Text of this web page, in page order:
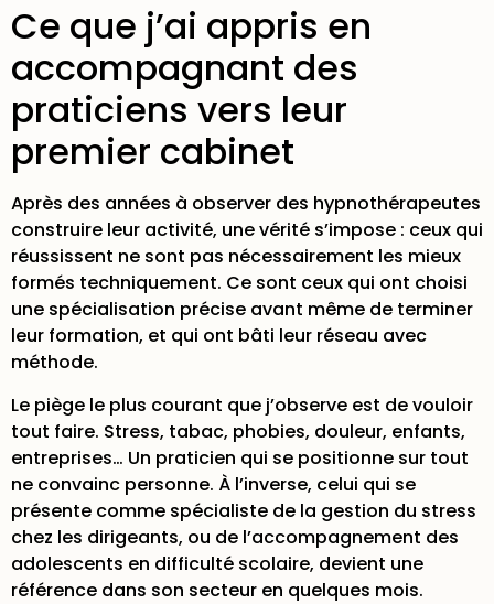
Ce que j’ai appris en
accompagnant des
praticiens vers leur
premier cabinet
Après des années à observer des hypnothérapeutes
construire leur activité, une vérité s’impose : ceux qui
réussissent ne sont pas nécessairement les mieux
formés techniquement. Ce sont ceux qui ont choisi
une spécialisation précise avant même de terminer
leur formation, et qui ont bâti leur réseau avec
méthode.
Le piège le plus courant que j’observe est de vouloir
tout faire. Stress, tabac, phobies, douleur, enfants,
entreprises… Un praticien qui se positionne sur tout
ne convainc personne. À l’inverse, celui qui se
présente comme spécialiste de la gestion du stress
chez les dirigeants, ou de l’accompagnement des
adolescents en difficulté scolaire, devient une
référence dans son secteur en quelques mois.